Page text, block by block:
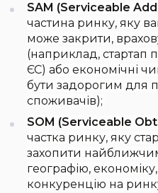
SAM (Serviceable
частина ринку, яку
може закрити,
(наприклад,
ЄС) або економічні
бути задорогим для
споживачів);
SOM (Serviceable
частка ринку, яку
захопити
географію,
конкуренцію на